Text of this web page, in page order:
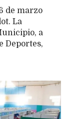
de marzo
La
a
Deportes,